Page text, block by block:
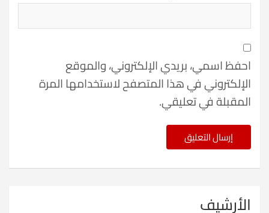
احفظ اسمي، بريدي الإلكتروني، والموقع
الإلكتروني في هذا المتصفح لاستخدامها المرة
المقبلة في تعليقي.
الأرشيف